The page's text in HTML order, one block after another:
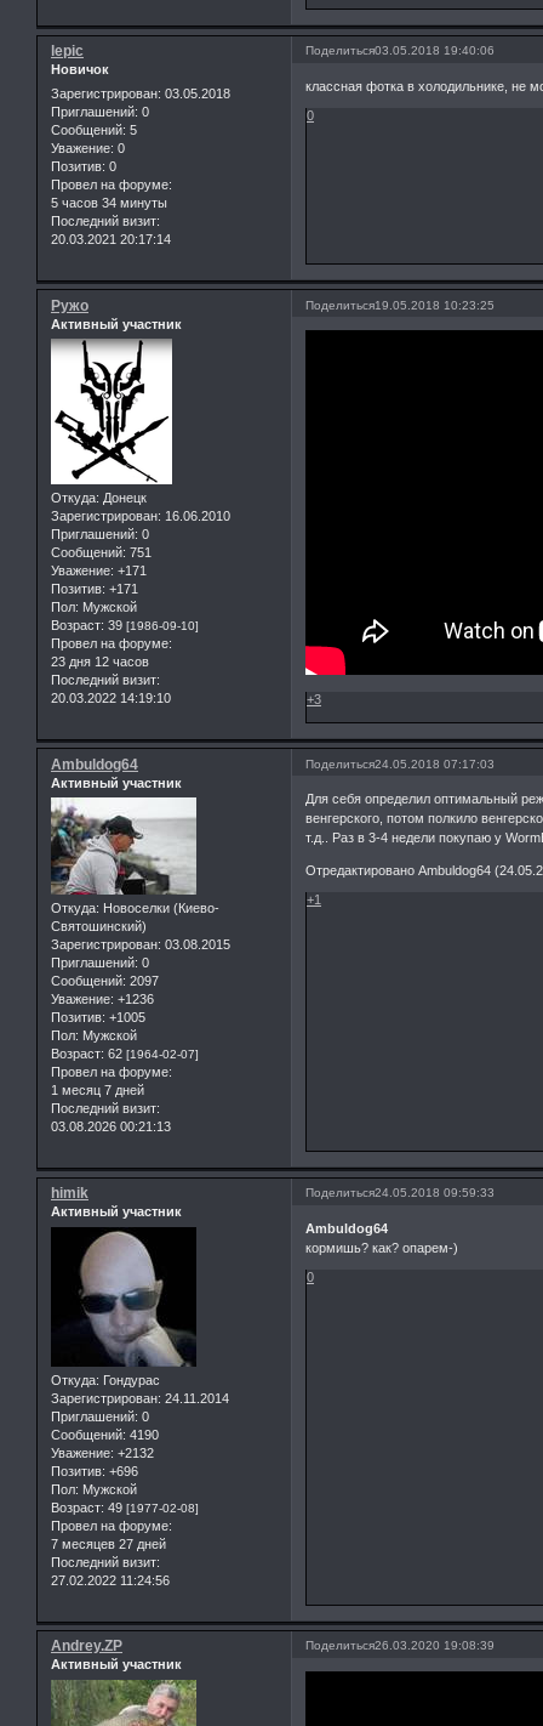
Поделиться03.05.2018 19:40:06
lepic
Новичок
Зарегистрирован: 03.05.2018
Приглашений: 0
Сообщений: 5
Уважение: 0
Позитив: 0
Провел на форуме:
5 часов 34 минуты
Последний визит:
20.03.2021 20:17:14
классная фотка в холодильнике, не
0
Поделиться19.05.2018 10:23:25
Ружо
Активный участник
Откуда: Донецк
Зарегистрирован: 16.06.2010
Приглашений: 0
Сообщений: 751
Уважение: +171
Позитив: +171
Пол: Мужской
Возраст: 39 [1986-09-10]
Провел на форуме:
23 дня 12 часов
Последний визит:
20.03.2022 14:19:10
+3
Поделиться24.05.2018 07:17:03
Ambuldog64
Активный участник
Откуда: Новоселки (Киево-
Святошинский)
Зарегистрирован: 03.08.2015
Приглашений: 0
Сообщений: 2097
Уважение: +1236
Позитив: +1005
Пол: Мужской
Возраст: 62 [1964-02-07]
Провел на форуме:
1 месяц 7 дней
Последний визит:
03.08.2026 00:21:13
Для себя определил оптимальный
венгерского, потом полкило
т.д.. Раз в 3-4 недели покупаю у
Отредактировано Ambuldog64
+1
Поделиться24.05.2018 09:59:33
himik
Активный участник
Откуда: Гондурас
Зарегистрирован: 24.11.2014
Приглашений: 0
Сообщений: 4190
Уважение: +2132
Позитив: +696
Пол: Мужской
Возраст: 49 [1977-02-08]
Провел на форуме:
7 месяцев 27 дней
Последний визит:
27.02.2022 11:24:56
Ambuldog64
кормишь? как? опарем-)
0
Поделиться26.03.2020 19:08:39
Andrey.ZP
Активный участник